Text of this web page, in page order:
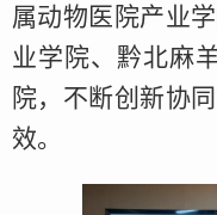
属动物医院产业
业学院、黔北麻
院，不断创新协
效。